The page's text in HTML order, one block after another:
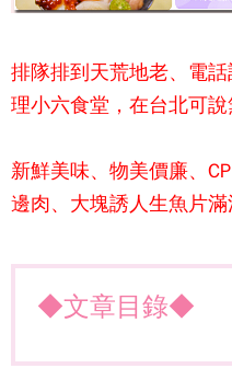
排隊排到天荒地老、電
理小六食堂 ，在台北可
新鮮美味、物美價廉、
邊肉、大塊誘人生魚片滿
◆文章目錄◆